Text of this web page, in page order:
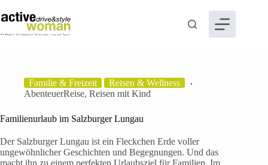
Inhalt
springen
Familie & Freizeit
Reisen & Wellness
AbenteuerReise, Reisen mit Kind
Familienurlaub im Salzburger Lungau
Der Salzburger Lungau ist ein Fleckchen Erde voller
ungewöhnlicher Geschichten und Begegnungen. Und das
macht ihn zu einem perfekten Urlaubsziel für Familien. Im